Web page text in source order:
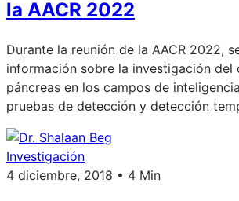
la AACR 2022
Durante la reunión de la AACR 2022,
información sobre la investigación del
páncreas en los campos de
pruebas de detección y detección
Investigación
4 diciembre, 2018 • 4 Min